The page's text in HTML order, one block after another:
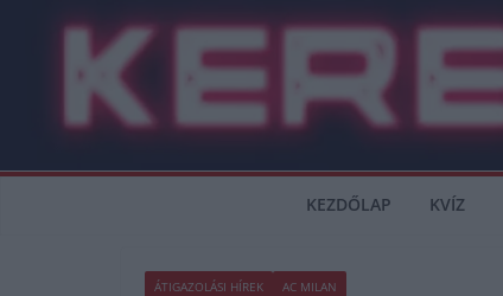
KEZDŐLAP KVÍZ
ÁTIGAZOLÁSI HÍREK AC MILAN